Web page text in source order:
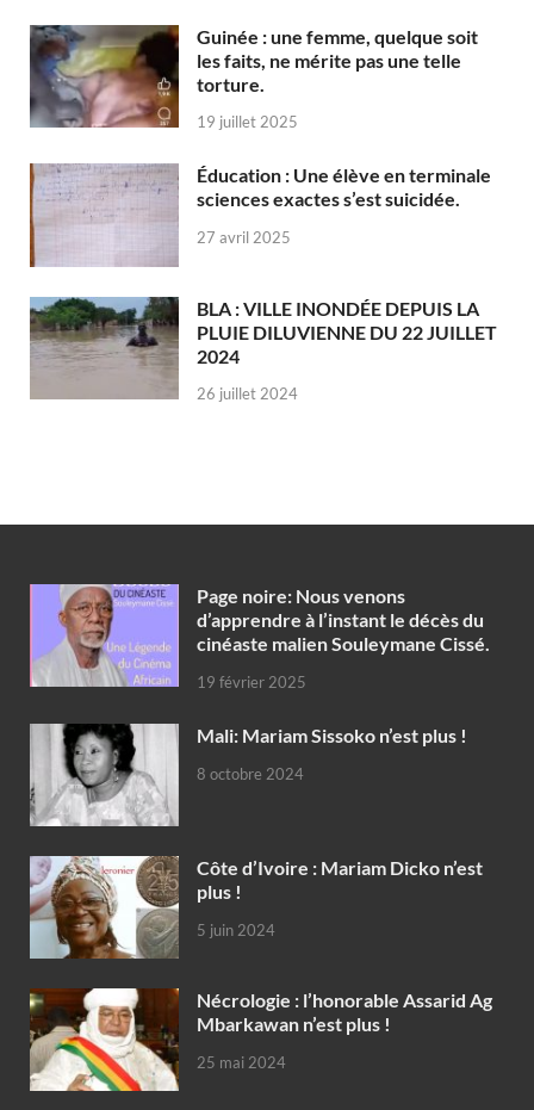
Guinée : une femme, quelque soit
les faits, ne mérite pas une telle
torture.
19 juillet 2025
Éducation : Une élève en terminale
sciences exactes s’est suicidée.
27 avril 2025
BLA : VILLE INONDÉE DEPUIS LA
PLUIE DILUVIENNE DU 22 JUILLET
2024
26 juillet 2024
Page noire: Nous venons
d’apprendre à l’instant le décès du
cinéaste malien Souleymane Cissé.
19 février 2025
Mali: Mariam Sissoko n’est plus !
8 octobre 2024
Côte d’Ivoire : Mariam Dicko n’est
plus !
5 juin 2024
Nécrologie : l’honorable Assarid Ag
Mbarkawan n’est plus !
25 mai 2024